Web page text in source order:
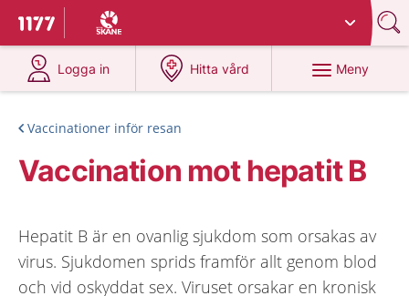
Till startsidan för 1177
Du har valt region
Logga in
på 1177.se
Hitta vård
på 1177.se
Meny
Vaccinationer inför resan
Vaccination mot hepatit B
Hepatit B är en ovanlig sjukdom som orsakas av
virus. Sjukdomen sprids framför allt genom blod
och vid oskyddat sex. Viruset orsakar en kronisk